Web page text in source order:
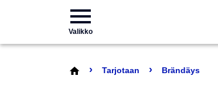
Valikko
› Tarjotaan › Brändäys